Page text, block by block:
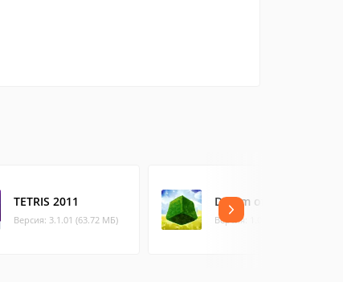
TETRIS 2011
Версия: 3.1.01 (63.72 МБ)
Dream of Pixels
Версия: 1.08 (47.88 МБ)